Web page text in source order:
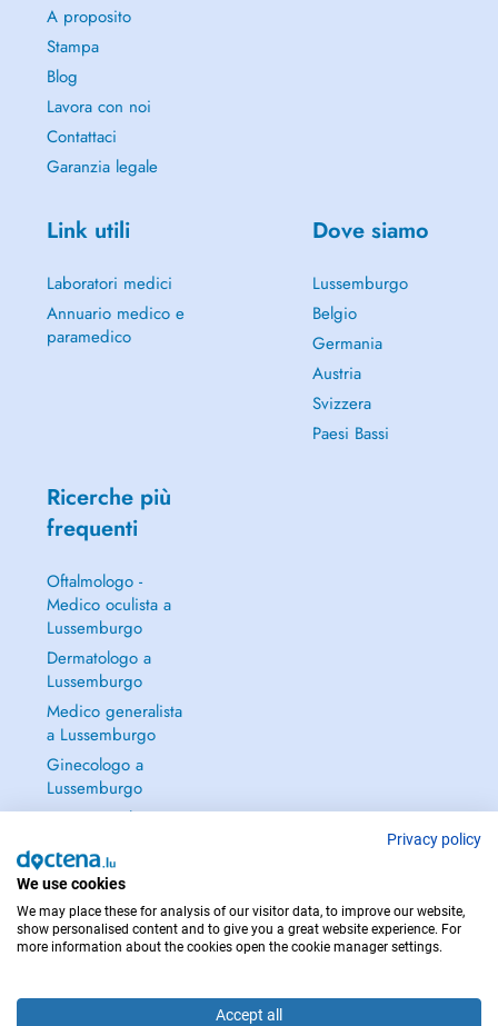
A proposito
Stampa
Blog
Lavora con noi
Contattaci
Garanzia legale
Link utili
Laboratori medici
Annuario medico e
paramedico
Dove siamo
Lussemburgo
Belgio
Germania
Austria
Svizzera
Paesi Bassi
Ricerche più
frequenti
Oftalmologo -
Medico oculista a
Lussemburgo
Dermatologo a
Lussemburgo
Medico generalista
a Lussemburgo
Ginecologo a
Lussemburgo
Continua a leggere
PER LE URGENZE, CONSULTARE : 112
Privacy policy
We use cookies
We may place these for analysis of our visitor data, to improve our website,
show personalised content and to give you a great website experience. For
more information about the cookies open the cookie manager settings.
Accept all